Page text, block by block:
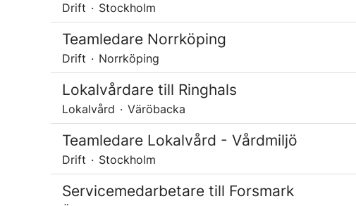
Drift · Stockholm
Teamledare Norrköping
Drift · Norrköping
Lokalvårdare till Ringhals
Lokalvård · Väröbacka
Teamledare Lokalvård - Vårdmiljö
Drift · Stockholm
Servicemedarbetare till Forsmark